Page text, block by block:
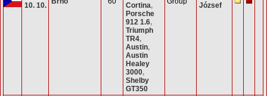
10. 10.
Cortina,
Porsche
912 1.6,
Triumph
TR4,
Austin,
Austin
Healey
3000,
Shelby
GT350
József